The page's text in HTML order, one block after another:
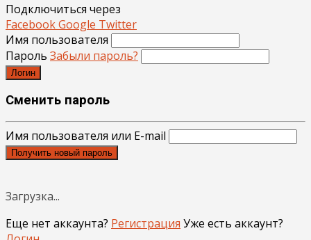
Подключиться через
FacebookGoogle Twitter
Имя пользователя
Пароль Забыли пароль?
Логин
Сменить пароль
Имя пользователя или E-mail
Получить новый пароль
Загрузка...
Еще нет аккаунта? Регистрация Уже есть аккаунт?